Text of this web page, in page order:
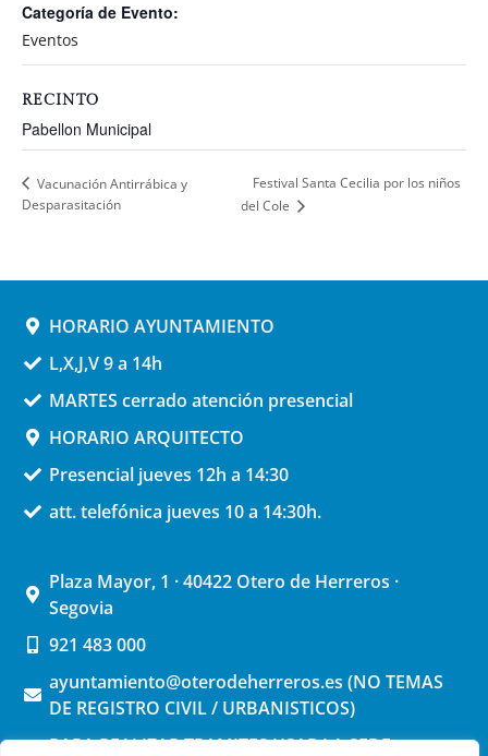
Categoría de Evento:
Eventos
RECINTO
Pabellon Municipal
Vacunación Antirrábica y
Desparasitación
Festival Santa Cecilia por los niños
del Cole
HORARIO AYUNTAMIENTO
L,X,J,V 9 a 14h
MARTES cerrado atención presencial
HORARIO ARQUITECTO
Presencial jueves 12h a 14:30
att. telefónica jueves 10 a 14:30h.
Plaza Mayor, 1 · 40422 Otero de Herreros ·
Segovia
921 483 000
ayuntamiento@oterodeherreros.es (NO TEMAS
DE REGISTRO CIVIL / URBANISTICOS)
PARA REALIZAR TRAMITES USAR LA SEDE